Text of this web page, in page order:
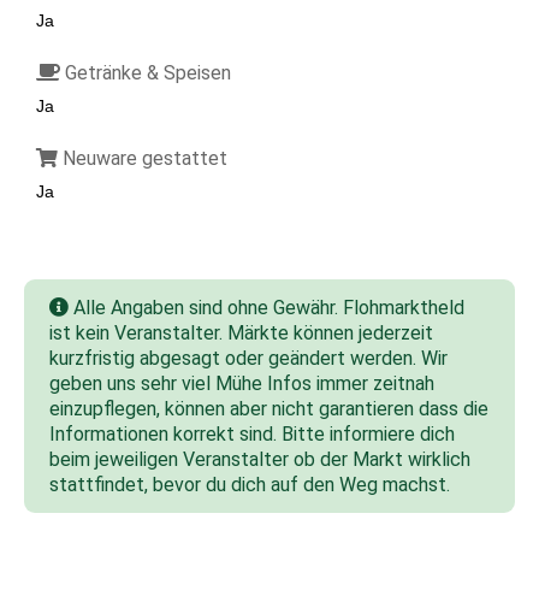
Ja
Getränke & Speisen
Ja
Neuware gestattet
Ja
Alle Angaben sind ohne Gewähr. Flohmarktheld
ist kein Veranstalter. Märkte können jederzeit
kurzfristig abgesagt oder geändert werden. Wir
geben uns sehr viel Mühe Infos immer zeitnah
einzupflegen, können aber nicht garantieren dass die
Informationen korrekt sind. Bitte informiere dich
beim jeweiligen Veranstalter ob der Markt wirklich
stattfindet, bevor du dich auf den Weg machst.